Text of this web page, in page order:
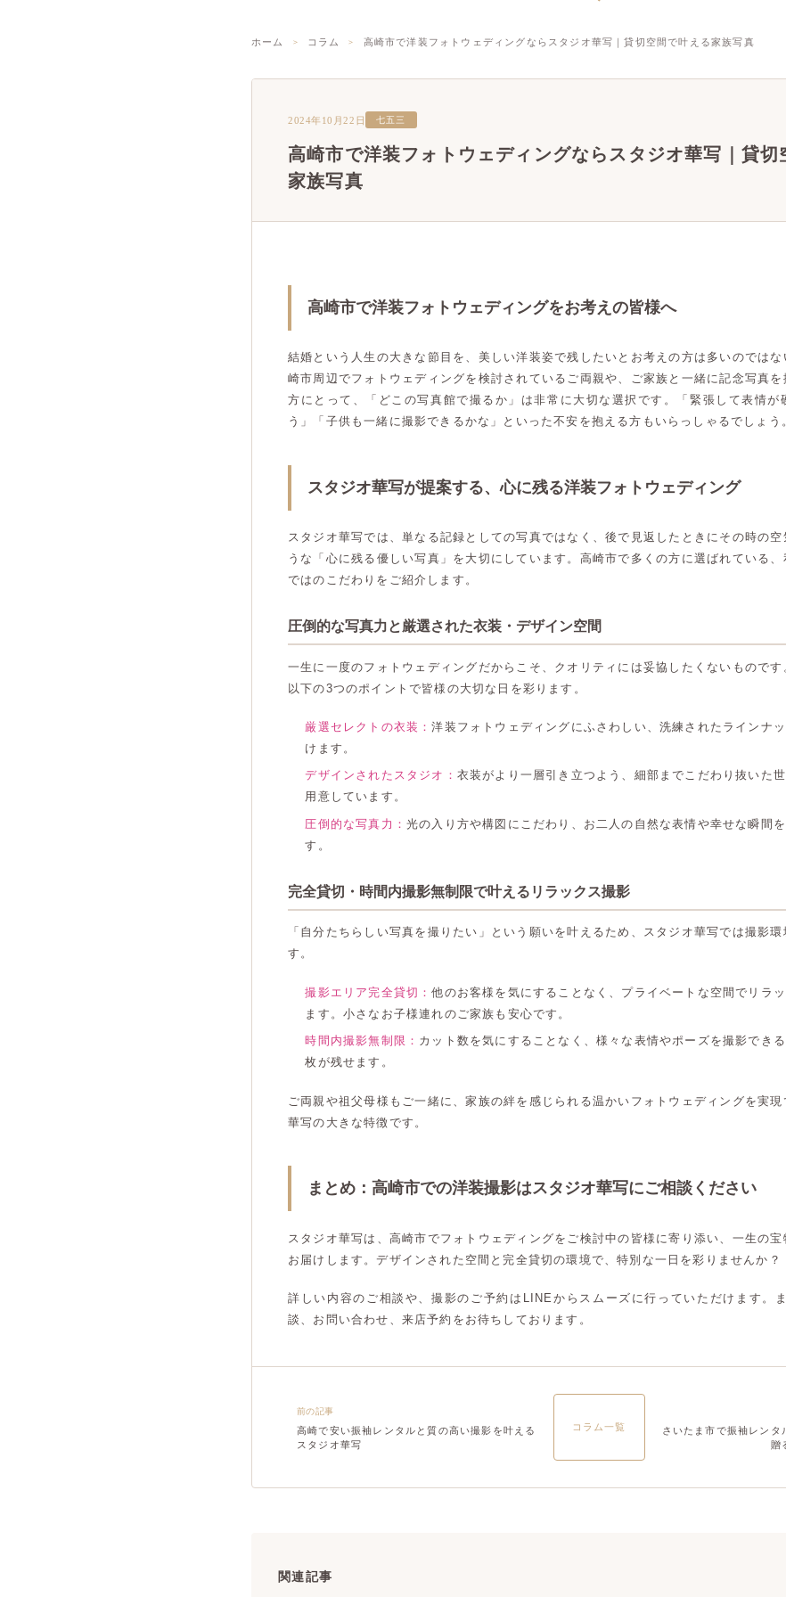
ホーム コラム 高崎市で洋装フォトウェディングならスタジオ華写｜貸切空間で叶える家族写真
2024年10月22日 七五三
高崎市で洋装フォトウェディングならスタジオ華写｜貸切
家族写真
高崎市で洋装フォトウェディングをお考えの皆様へ
結婚という人生の大きな節目を、美しい洋装姿で残したいとお考えの方は多いのでは
崎市周辺でフォトウェディングを検討されているご両親や、ご家族と一緒に記念写真
方にとって、「どこの写真館で撮るか」は非常に大切な選択です。「緊張して表情が
う」「子供も一緒に撮影できるかな」といった不安を抱える方もいらっしゃるでしょう
スタジオ華写が提案する、心に残る洋装フォトウェディング
スタジオ華写では、単なる記録としての写真ではなく、後で見返したときにその時の空
うな「心に残る優しい写真」を大切にしています。高崎市で多くの方に選ばれている
ではのこだわりをご紹介します。
圧倒的な写真力と厳選された衣装・デザイン空間
一生に一度のフォトウェディングだからこそ、クオリティには妥協したくないものです
以下の3つのポイントで皆様の大切な日を彩ります。
厳選セレクトの衣装：洋装フォトウェディングにふさわしい、洗練されたラインナ
けます。
デザインされたスタジオ： 衣装がより一層引き立つよう、細部までこだわり抜いた
用意しています。
圧倒的な写真力：光の入り方や構図にこだわり、お二人の自然な表情や幸せな瞬間
す。
完全貸切・時間内撮影無制限で叶えるリラックス撮影
「自分たちらしい写真を撮りたい」という願いを叶えるため、スタジオ華写では撮影
す。
撮影エリア完全貸切：他のお客様を気にすることなく、プライベートな空間でリラ
ます。小さなお子様連れのご家族も安心です。
時間内撮影無制限： カット数を気にすることなく、様々な表情やポーズを撮影でき
枚が残せます。
ご両親や祖父母様もご一緒に、家族の絆を感じられる温かいフォトウェディングを実
華写の大きな特徴です。
まとめ：高崎市での洋装撮影はスタジオ華写にご相談ください
スタジオ華写は、高崎市でフォトウェディングをご検討中の皆様に寄り添い、一生の
お届けします。デザインされた空間と完全貸切の環境で、特別な一日を彩りませんか？
詳しい内容のご相談や、撮影のご予約はLINEからスムーズに行っていただけます。
談、お問い合わせ、来店予約をお待ちしております。
前の記事
高崎で安い振袖レンタルと質の高い撮影を叶える
スタジオ華写
コラム一覧
さいたま市で振袖レンタ
贈
関連記事